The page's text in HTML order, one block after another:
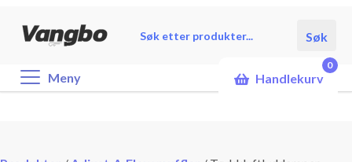
search
Søk
Meny Handlekurv
0